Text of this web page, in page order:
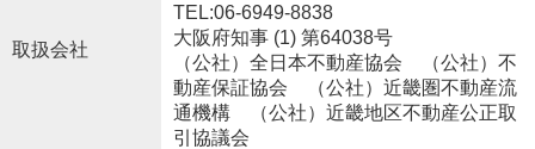
取扱会社
TEL:06-6949-8838
大阪府知事 (1) 第64038号
（公社）全日本不動産協会 （公社）不
動産保証協会 （公社）近畿圏不動産流
通機構 （公社）近畿地区不動産公正取
引協議会